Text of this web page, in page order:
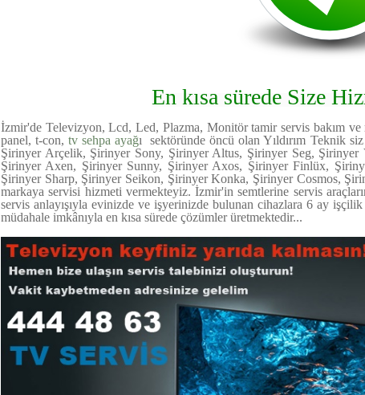
En kısa sürede Size
İzmir'de Televizyon, Lcd, Led, Plazma, Monitör tamir servis bakım
panel, t-con,tv sehpa ayağı sektöründe öncü olan Yıldırım Teknik
Şirinyer Arçelik, Şirinyer Sony, Şirinyer Altus, Şirinyer Seg,
Şirinyer Axen, Şirinyer Sunny, Şirinyer Axos, Şirinyer Finlüx,
Şirinyer Sharp, Şirinyer Seikon, Şirinyer Konka, Şirinyer Cosmos,
markaya servisi hizmeti vermekteyiz. İzmir'in semtlerine servis
servis anlayışıyla evinizde ve işyerinizde bulunan cihazlara 6 ay
müdahale imkânıyla en kısa sürede çözümler üretmektedir...